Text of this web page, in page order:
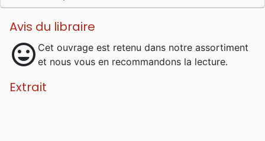
Avis du libraire
mood Cet ouvrage est retenu dans notre assortiment
et nous vous en recommandons la lecture.
Extrait